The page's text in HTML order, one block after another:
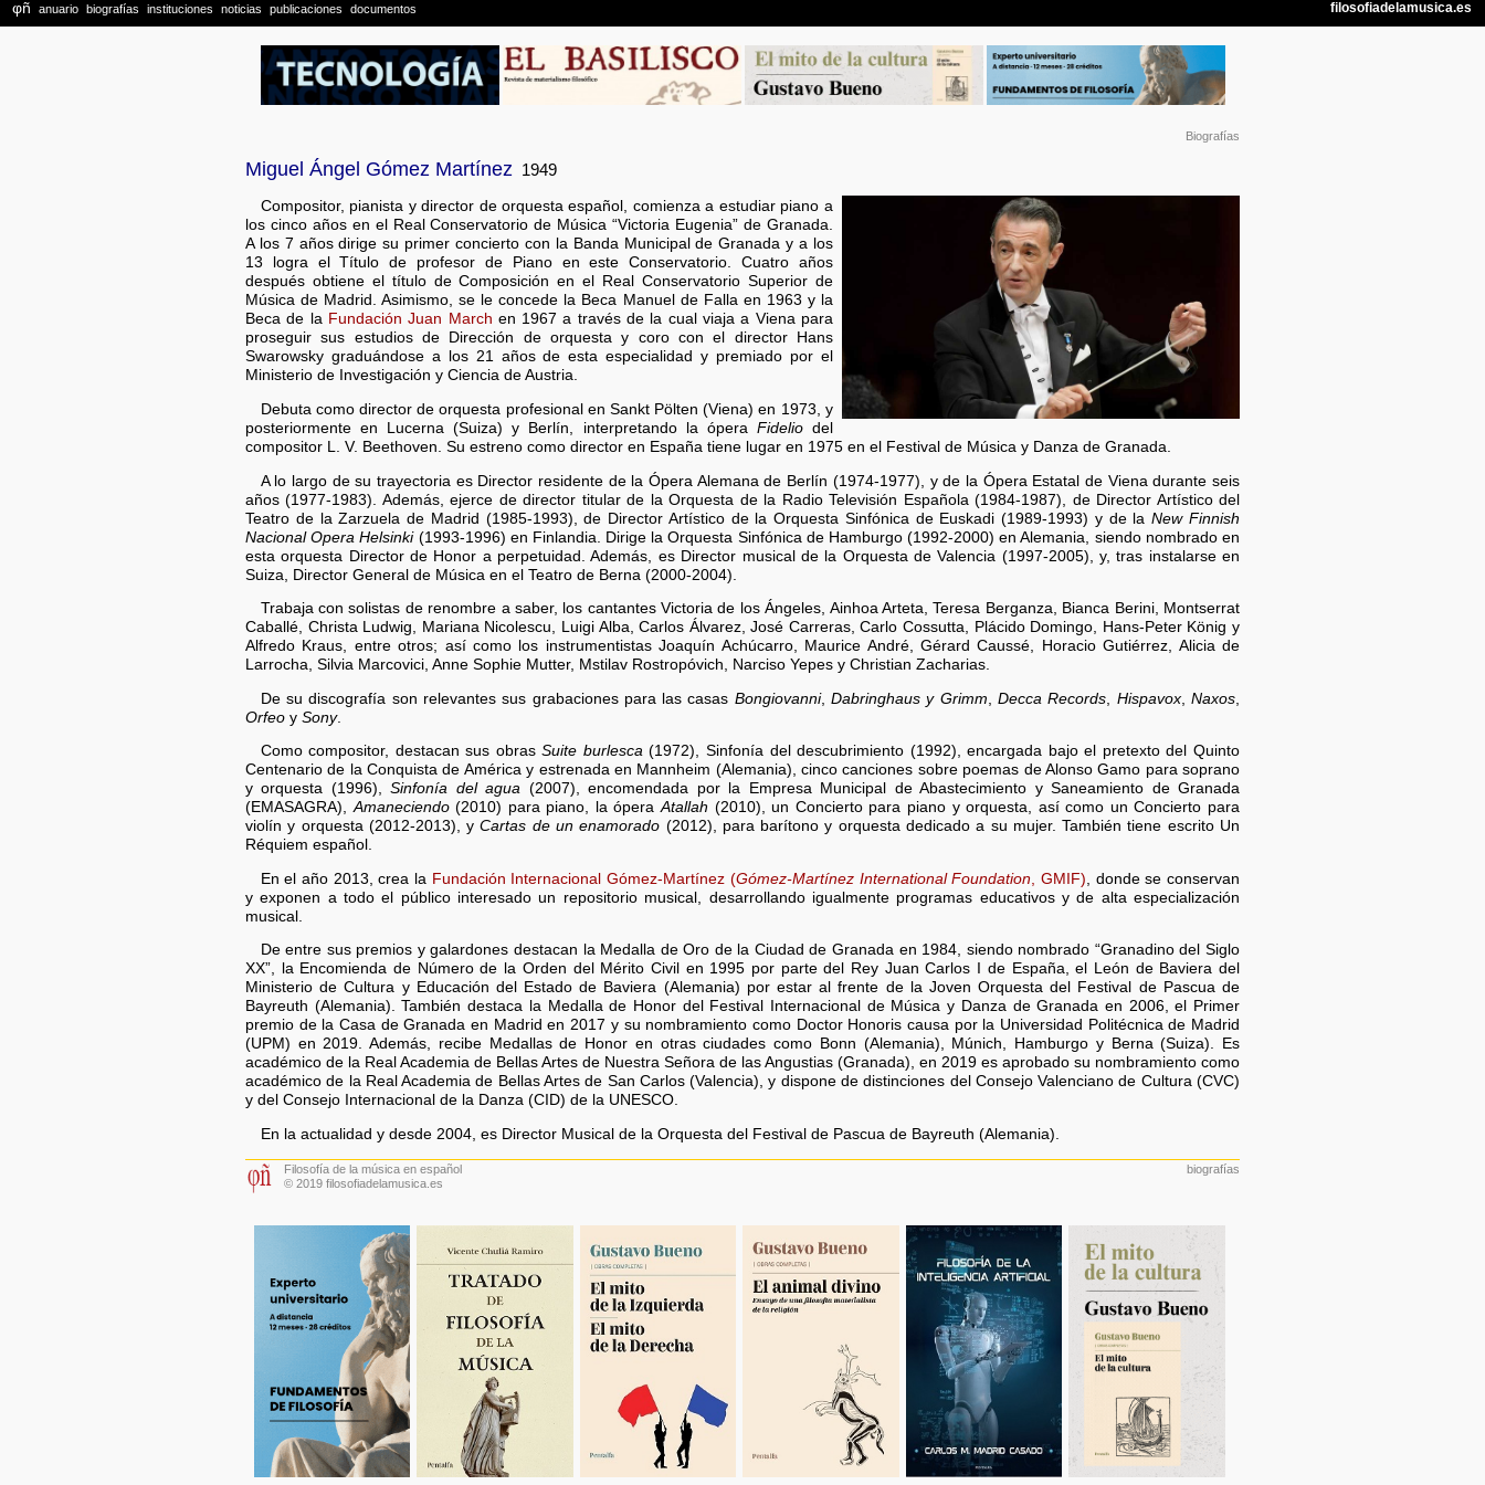
Biografías
Miguel Ángel Gómez Martínez 1949
Compositor, pianista y director de orquesta español, comienza a estudiar piano a
los cinco años en el Real Conservatorio de Música “Victoria Eugenia” de Granada.
A los 7 años dirige su primer concierto con la Banda Municipal de Granada y a los
13 logra el Título de profesor de Piano en este Conservatorio. Cuatro años
después obtiene el título de Composición en el Real Conservatorio Superior de
Música de Madrid. Asimismo, se le concede la Beca Manuel de Falla en 1963 y la
Beca de la Fundación Juan March en 1967 a través de la cual viaja a Viena para
proseguir sus estudios de Dirección de orquesta y coro con el director Hans
Swarowsky graduándose a los 21 años de esta especialidad y premiado por el
Ministerio de Investigación y Ciencia de Austria.
Debuta como director de orquesta profesional en Sankt Pölten (Viena) en 1973, y
posteriormente en Lucerna (Suiza) y Berlín, interpretando la ópera Fideliodel
compositor L. V. Beethoven. Su estreno como director en España tiene lugar en 1975 en el Festival de Música y Danza de Granada.
A lo largo de su trayectoria es Director residente de la Ópera Alemana de Berlín (1974-1977), y de la Ópera Estatal de Viena durante seis
años (1977-1983). Además, ejerce de director titular de la Orquesta de la Radio Televisión Española (1984-1987), de Director Artístico del
Teatro de la Zarzuela de Madrid (1985-1993), de Director Artístico de la Orquesta Sinfónica de Euskadi (1989-1993) y de laNew Finnish
Nacional Opera Helsinki(1993-1996) en Finlandia. Dirige la Orquesta Sinfónica de Hamburgo (1992-2000) en Alemania, siendo nombrado en
esta orquesta Director de Honor a perpetuidad. Además, es Director musical de la Orquesta de Valencia (1997-2005), y, tras instalarse en
Suiza, Director General de Música en el Teatro de Berna (2000-2004).
Trabaja con solistas de renombre a saber, los cantantes Victoria de los Ángeles, Ainhoa Arteta, Teresa Berganza, Bianca Berini, Montserrat
Caballé, Christa Ludwig, Mariana Nicolescu, Luigi Alba, Carlos Álvarez, José Carreras, Carlo Cossutta, Plácido Domingo, Hans-Peter König y
Alfredo Kraus, entre otros; así como los instrumentistas Joaquín Achúcarro, Maurice André, Gérard Caussé, Horacio Gutiérrez, Alicia de
Larrocha, Silvia Marcovici, Anne Sophie Mutter, Mstilav Rostropóvich, Narciso Yepes y Christian Zacharias.
De su discografía son relevantes sus grabaciones para las casas Bongiovanni,Dabringhaus y Grimm ,Decca Records Hispavox,Naxos
Orfeo y Sony.
Como compositor, destacan sus obrasSuite burlesca(1972), Sinfonía del descubrimiento (1992), encargada bajo el pretexto del Quinto
Centenario de la Conquista de América y estrenada en Mannheim (Alemania), cinco canciones sobre poemas de Alonso Gamo para soprano
y orquesta (1996),Sinfonía del agua (2007), encomendada por la Empresa Municipal de Abastecimiento y Saneamiento de Granada
(EMASAGRA),Amaneciendo(2010) para piano, la óperaAtallah (2010), un Concierto para piano y orquesta, así como un Concierto para
violín y orquesta (2012-2013), yCartas de un enamorado (2012), para barítono y orquesta dedicado a su mujer. También tiene escrito Un
Réquiem español.
En el año 2013, crea la Fundación Internacional Gómez-Martínez (Gómez-Martínez International Foundation , GMIF) , donde se conservan
y exponen a todo el público interesado un repositorio musical, desarrollando igualmente programas educativos y de alta especialización
musical.
De entre sus premios y galardones destacan la Medalla de Oro de la Ciudad de Granada en 1984, siendo nombrado “Granadino del Siglo
XX”, la Encomienda de Número de la Orden del Mérito Civil en 1995 por parte del Rey Juan Carlos I de España, el León de Baviera del
Ministerio de Cultura y Educación del Estado de Baviera (Alemania) por estar al frente de la Joven Orquesta del Festival de Pascua de
Bayreuth (Alemania). También destaca la Medalla de Honor del Festival Internacional de Música y Danza de Granada en 2006, el Primer
premio de la Casa de Granada en Madrid en 2017 y su nombramiento como Doctor Honoris causa por la Universidad Politécnica de Madrid
(UPM) en 2019. Además, recibe Medallas de Honor en otras ciudades como Bonn (Alemania), Múnich, Hamburgo y Berna (Suiza). Es
académico de la Real Academia de Bellas Artes de Nuestra Señora de las Angustias (Granada), en 2019 es aprobado su nombramiento como
académico de la Real Academia de Bellas Artes de San Carlos (Valencia), y dispone de distinciones del Consejo Valenciano de Cultura (CVC)
y del Consejo Internacional de la Danza (CID) de la UNESCO.
En la actualidad y desde 2004, es Director Musical de la Orquesta del Festival de Pascua de Bayreuth (Alemania).
Filosofía de la música en español
© 2019 filosofiadelamusica.es
biografías